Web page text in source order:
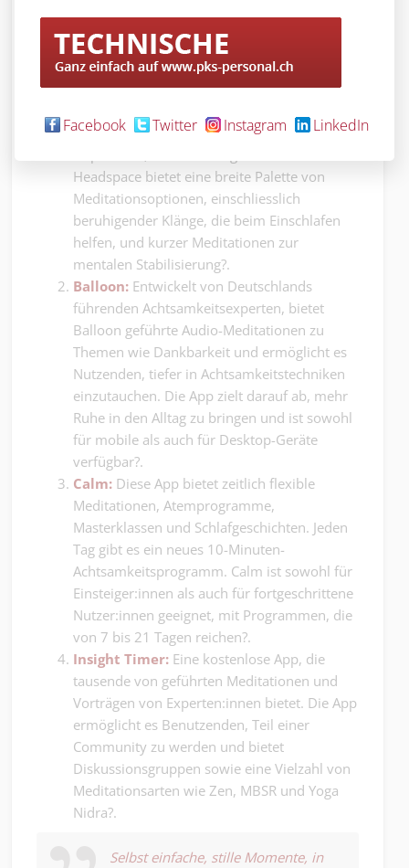
Nachfolgend ein empfehlenswerte Apps, die sich in
der Berufswelt etabliert haben:
Headspace: Diese App ist ideal für
Anfänger:innen und erfahrene Meditierende
verschiedenen Themen wie Angst,
Headspace bietet eine breite Palette von
Meditationsoptionen, einschliesslich
beruhigender Klänge, die beim Einschlafen
helfen, und kurzer Meditationen zur
mentalen Stabilisierung?.
Balloon: Entwickelt von Deutschlands
führenden Achtsamkeitsexperten, bietet
Balloon geführte Audio-Meditationen zu
Themen wie Dankbarkeit und ermöglicht es
Nutzenden, tiefer in Achtsamkeitstechniken
einzutauchen. Die App zielt darauf ab, mehr
Ruhe in den Alltag zu bringen und ist sowohl
für mobile als auch für Desktop-Geräte
verfügbar?.
Calm: Diese App bietet zeitlich flexible
Meditationen, Atemprogramme,
Masterklassen und Schlafgeschichten. Jeden
Tag gibt es ein neues 10-Minuten-
Achtsamkeitsprogramm. Calm ist sowohl für
Einsteiger:innen als auch für fortgeschrittene
Nutzer:innen geeignet, mit Programmen, die
von 7 bis 21 Tagen reichen?.
Insight Timer: Eine kostenlose App, die
tausende von geführten Meditationen und
Vorträgen von Experten:innen bietet. Die App
ermöglicht es Benutzenden, Teil einer
Community zu werden und bietet
Diskussionsgruppen sowie eine Vielzahl von
Meditationsarten wie Zen, MBSR und Yoga
Nidra?.
Selbst einfache, stille Momente, in
Facebook Twitter Instagram LinkedIn